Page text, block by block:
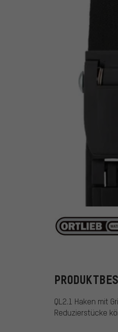
QL2.1 Haken mit
Reduzierstücke